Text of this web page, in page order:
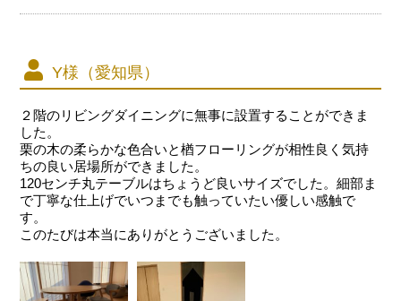
Y様（愛知県）
２階のリビングダイニングに無事に設置することができま
した。
栗の木の柔らかな色合いと楢フローリングが相性良く気持
ちの良い居場所ができました。
120センチ丸テーブルはちょうど良いサイズでした。細部ま
で丁寧な仕上げでいつまでも触っていたい優しい感触で
す。
このたびは本当にありがとうございました。